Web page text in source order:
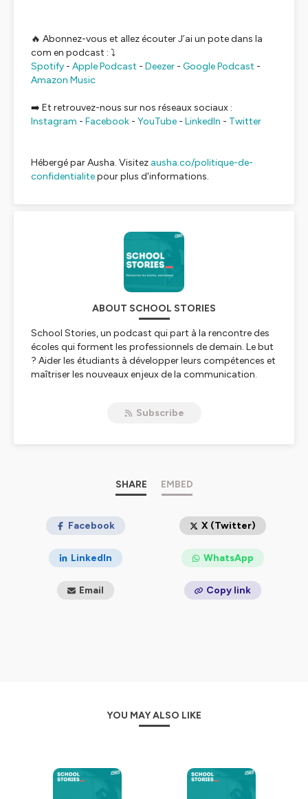
🔥 Abonnez-vous et allez écouter J’ai un pote dans la
com en podcast : ⤵️
Spotify - Apple Podcast - Deezer - Google Podcast -
Amazon Music
➡️ Et retrouvez-nous sur nos réseaux sociaux :
Instagram - Facebook - YouTube - LinkedIn - Twitter
Hébergé par Ausha. Visitez ausha.co/politique-de-
confidentialitepour plus d'informations.
ABOUT SCHOOL STORIES
School Stories, un podcast qui part à la rencontre des
écoles qui forment les professionnels de demain. Le but
? Aider les étudiants à développer leurs compétences et
maîtriser les nouveaux enjeux de la communication.
l’école : ses professeurs, ses intervenants, ses anciens…
Hébergé par Ausha. Visitez
ausha.co/politique-de-
pour plus d'informations.
Subscribe
SHARE EMBED
Facebook X (Twitter)
LinkedIn WhatsApp
Email Copy link
YOU MAY ALSO LIKE